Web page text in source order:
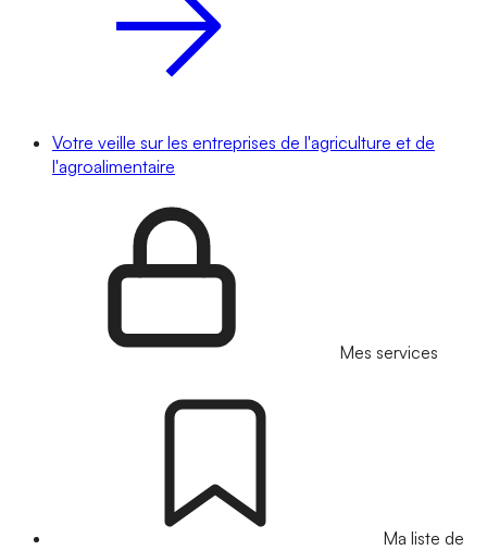
Votre veille sur les entreprises de l'agriculture et de
l'agroalimentaire
Mes services
Ma liste de